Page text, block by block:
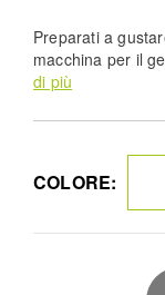
Preparati a
macchina per il
automatico, puoi
un'ora. Basta
beneficia di
raffreddamento
freddo. La
lavabili in
deliziose
di più
COLORE: